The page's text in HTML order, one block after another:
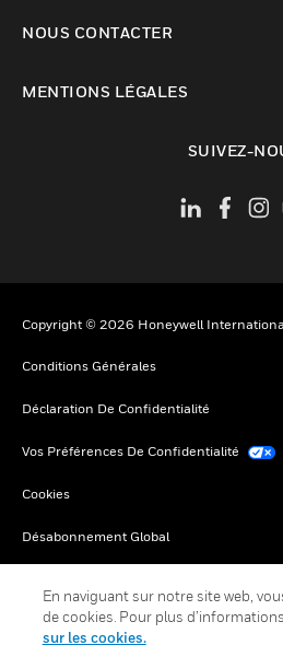
NOUS CONTACTER
MENTIONS LÉGALES
SUIVEZ-
Copyright © 2026 Honeywell
Conditions Générales
Déclaration De Confidentialité
Vos Préférences De Confidentialité
Cookies
Désabonnement Global
En naviguant sur notre site web,
de cookies. Pour plus
sur les cookies.